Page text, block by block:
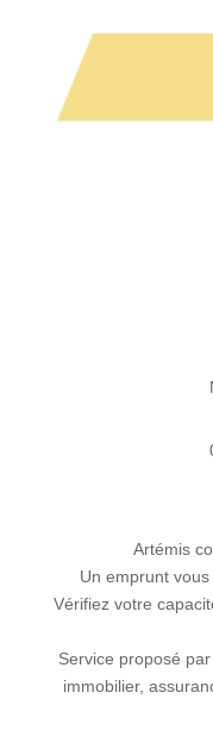
Artémis
Un emprunt
Vérifiez votre
Service proposé
immobilier,